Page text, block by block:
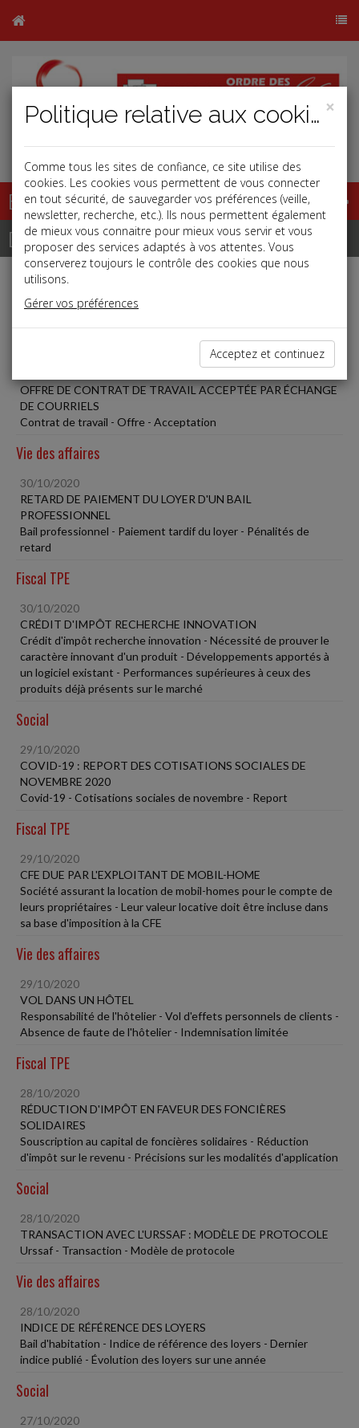
Base documentaire
Dépêches
Liste des dernières dépêches
OFFRE DE CONTRAT DE TRAVAIL ACCEPTÉE PAR ÉCHANGE
DE COURRIELS
Contrat de travail - Offre - Acceptation
Vie des affaires
30/10/2020
RETARD DE PAIEMENT DU LOYER D'UN BAIL
PROFESSIONNEL
Bail professionnel - Paiement tardif du loyer - Pénalités de
retard
Fiscal TPE
30/10/2020
CRÉDIT D'IMPÔT RECHERCHE INNOVATION
Crédit d'impôt recherche innovation - Nécessité de prouver le
caractère innovant d'un produit - Développements apportés à
un logiciel existant - Performances supérieures à ceux des
produits déjà présents sur le marché
Social
29/10/2020
COVID-19 : REPORT DES COTISATIONS SOCIALES DE
NOVEMBRE 2020
Covid-19 - Cotisations sociales de novembre - Report
Fiscal TPE
29/10/2020
CFE DUE PAR L'EXPLOITANT DE MOBIL-HOME
Société assurant la location de mobil-homes pour le compte de
leurs propriétaires - Leur valeur locative doit être incluse dans
sa base d'imposition à la CFE
Vie des affaires
29/10/2020
VOL DANS UN HÔTEL
Responsabilité de l'hôtelier - Vol d'effets personnels de clients -
Absence de faute de l'hôtelier - Indemnisation limitée
Fiscal TPE
28/10/2020
RÉDUCTION D'IMPÔT EN FAVEUR DES FONCIÈRES
SOLIDAIRES
Souscription au capital de foncières solidaires - Réduction
d'impôt sur le revenu - Précisions sur les modalités d'application
Social
28/10/2020
TRANSACTION AVEC L'URSSAF : MODÈLE DE PROTOCOLE
Urssaf - Transaction - Modèle de protocole
Vie des affaires
28/10/2020
INDICE DE RÉFÉRENCE DES LOYERS
Bail d'habitation - Indice de référence des loyers - Dernier
indice publié - Évolution des loyers sur une année
Social
27/10/2020
×
Politique relative aux cookies
Comme tous les sites de confiance, ce site utilise des
cookies. Les cookies vous permettent de vous connecter
en tout sécurité, de sauvegarder vos préférences (veille,
newsletter, recherche, etc.). Ils nous permettent également
de mieux vous connaitre pour mieux vous servir et vous
proposer des services adaptés à vos attentes. Vous
conserverez toujours le contrôle des cookies que nous
utilisons.
Gérer vos préférences
Acceptez et continuez